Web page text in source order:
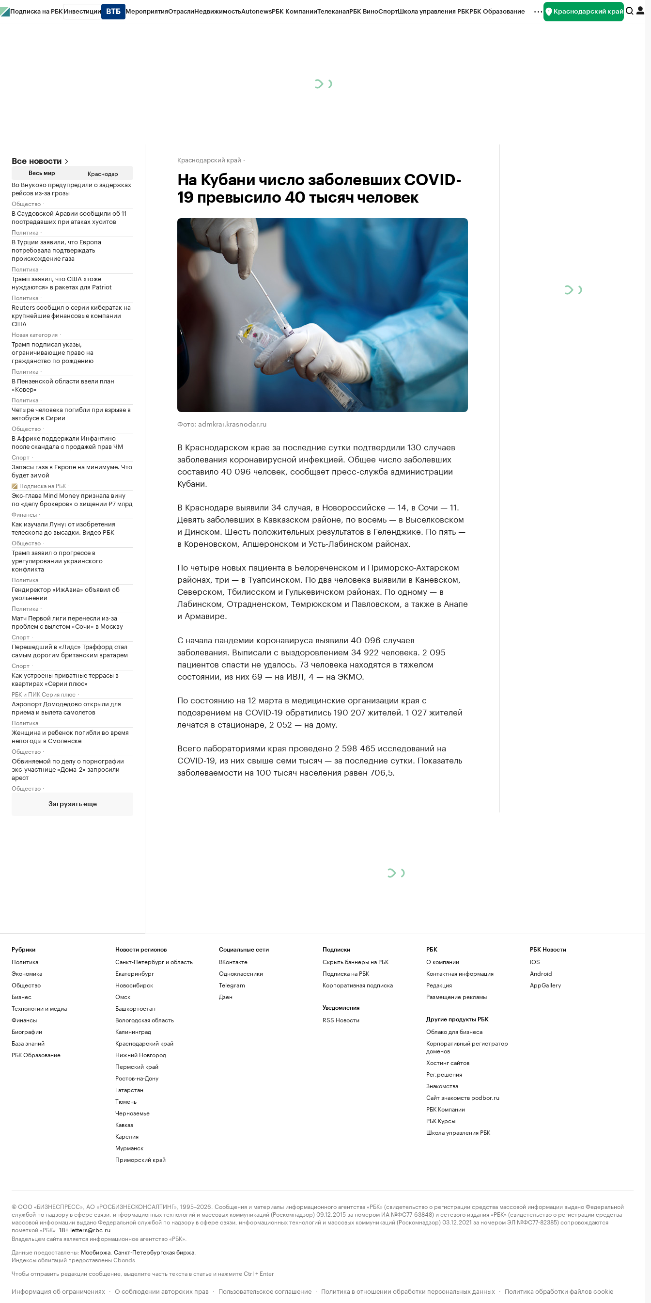
Подписка на РБК Инвестиции МероприятияОтраслиНедвижимостьAutonewsРБК КомпанииТелеканалРБК ВиноСпортШкола управления РБКРБК Образование Краснодарский край
Все новости
Весь мир Краснодар
Во Внуково предупредили о задержках
рейсов из-за грозы
Общество
В Саудовской Аравии сообщили об 11
пострадавших при атаках хуситов
Политика
В Турции заявили, что Европа
потребовала подтверждать
происхождение газа
Политика
Трамп заявил, что США «тоже
нуждаются» в ракетах для Patriot
Политика
Reuters сообщил о серии кибератак на
крупнейшие финансовые компании
США
Новая категория
Трамп подписал указы,
ограничивающие право на
гражданство по рождению
Политика
В Пензенской области ввели план
«Ковер»
Политика
Четыре человека погибли при взрыве в
автобусе в Сирии
Общество
В Африке поддержали Инфантино
после скандала с продажей прав ЧМ
Спорт
Запасы газа в Европе на минимуме. Что
будет зимой
Подписка на РБК
Экс-глава Mind Money признала вину
по «делу брокеров» о хищении ₽7 млрд
Финансы
Как изучали Луну: от изобретения
телескопа до высадки. Видео РБК
Общество
Трамп заявил о прогрессе в
урегулировании украинского
конфликта
Политика
Гендиректор «ИжАвиа» объявил об
увольнении
Политика
Матч Первой лиги перенесли из-за
проблем с вылетом «Сочи» в Москву
Спорт
Перешедший в «Лидс» Траффорд стал
самым дорогим британским вратарем
Спорт
Как устроены приватные террасы в
квартирах «Серии плюс»
РБК и ПИК Серия плюс
Аэропорт Домодедово открыли для
приема и вылета самолетов
Политика
Женщина и ребенок погибли во время
непогоды в Смоленске
Общество
Обвиняемой по делу о порнографии
экс-участнице «Дома-2» запросили
арест
Общество
Загрузить еще
Краснодарский край
На Кубани число заболевших COVID-
19 превысило 40 тысяч человек
Фото: admkrai.krasnodar.ru
В Краснодарском крае за последние сутки подтвердили 130 случаев
заболевания коронавирусной инфекцией. Общее число заболевших
составило 40 096 человек, сообщает пресс-служба администрации
Кубани.
В Краснодаре выявили 34 случая, в Новороссийске — 14, в Сочи — 11.
Девять заболевших в Кавказском районе, по восемь — в Выселковском
и Динском. Шесть положительных результатов в Геленджике. По пять —
в Кореновском, Апшеронском и Усть-Лабинском районах.
По четыре новых пациента в Белореченском и Приморско-Ахтарском
районах, три — в Туапсинском. По два человека выявили в Каневском,
Северском, Тбилисском и Гулькевичском районах. По одному — в
Лабинском, Отрадненском, Темрюкском и Павловском, а также в Анапе
и Армавире.
С начала пандемии коронавируса выявили 40 096 случаев
заболевания. Выписали с выздоровлением 34 922 человека. 2 095
пациентов спасти не удалось. 73 человека находятся в тяжелом
состоянии, из них 69 — на ИВЛ, 4 — на ЭКМО.
По состоянию на 12 марта в медицинские организации края с
подозрением на COVID-19 обратились 190 207 жителей. 1 027 жителей
лечатся в стационаре, 2 052 — на дому.
Всего лабораториями края проведено 2 598 465 исследований на
COVID-19, из них свыше семи тысяч — за последние сутки. Показатель
заболеваемости на 100 тысяч населения равен 706,5.
Рубрики
Политика
Экономика
Общество
Бизнес
Технологии и медиа
Финансы
Биографии
База знаний
РБК Образование
Новости регионов
Санкт-Петербург и область
Екатеринбург
Новосибирск
Омск
Башкортостан
Вологодская область
Калининград
Краснодарский край
Нижний Новгород
Пермский край
Ростов-на-Дону
Татарстан
Тюмень
Черноземье
Кавказ
Карелия
Мурманск
Приморский край
Социальные сети
ВКонтакте
Одноклассники
Telegram
Дзен
Подписки
Скрыть баннеры на РБК
Подписка на РБК
Корпоративная подписка
Уведомления
RSS Новости
РБК
О компании
Контактная информация
Редакция
Размещение рекламы
Другие продукты РБК
Облако для бизнеса
Корпоративный регистратор
доменов
Хостинг сайтов
Рег.решения
Знакомства
Сайт знакомств podbor.ru
РБК Компании
РБК Курсы
Школа управления РБК
РБК Новости
iOS
Android
AppGallery
© ООО «БИЗНЕСПРЕСС», АО «РОСБИЗНЕСКОНСАЛТИНГ», 1995–2026. Сообщения и материалы информационного агентства «РБК» (свидетельство о регистрации средства массовой информации выдано Федеральной
службой по надзору в сфере связи, информационных технологий и массовых коммуникаций (Роскомнадзор) 09.12.2015 за номером ИА №ФС77-63848) и сетевого издания «РБК» (свидетельство о регистрации средства
массовой информации выдано Федеральной службой по надзору в сфере связи, информационных технологий и массовых коммуникаций (Роскомнадзор) 03.12.2021 за номером ЭЛ №ФС77-82385) сопровождаются
пометкой «РБК».
18+ letters@rbc.ru
Владельцем сайта является информационное агентство «РБК».
Данные предоставлены: Мосбиржа Санкт-Петербургская биржа
Индексы облигаций предоставлены Cbonds.
Чтобы отправить редакции сообщение, выделите часть текста в статье и нажмите Ctrl + Enter
Информация об ограничениях · О соблюдении авторских прав · Пользовательское соглашение · Политика в отношении обработки персональных данных · Политика обработки файлов cookie